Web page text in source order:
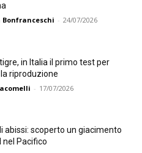
Bonfranceschi - 24/07/2026
in Italia il primo test per
riproduzione
- 17/07/2026
abissi: scoperto un giacimento
nel Pacifico